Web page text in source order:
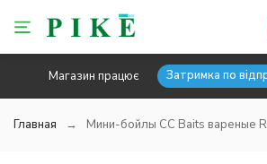
Магазин працює Затримка по
Главная Мини-бойлы CC Baits вареные